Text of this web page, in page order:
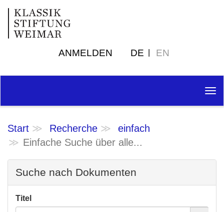
ANMELDEN DE EN
Start Recherche
einfach
Einfache Suche über alle...
Suche nach Dokumenten
Titel